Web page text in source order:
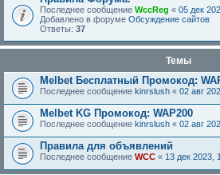
Последнее сообщение WccReg « 05 дек
Добавлено в форуме Обсуждение сайтов
Ответы: 37
Темы
Melbet Бесплатный Промокод:
Последнее сообщение kinrslush « 02 авг
Melbet KG Промокод: WAP200
Последнее сообщение kinrslush « 02 авг
Правила для объявлений
Последнее сообщение WCC « 13 дек 2023,